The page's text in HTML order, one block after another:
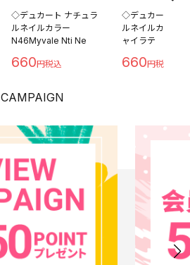
◇デュカート ナチュラ
ルネイルカラー
N46Myvale Nti Ne
660
◇デュカート ナ
ルネイルカラー
ャイラテ
660
CAMPAIGN